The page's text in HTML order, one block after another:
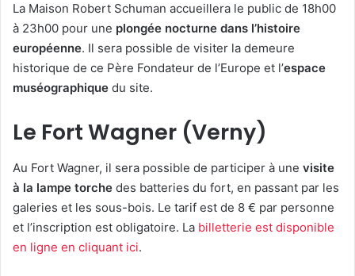
La Maison Robert Schuman accueillera le public de 18h00
à 23h00 pour une plongée nocturne dans l’histoire
européenne. Il sera possible de visiter la demeure
historique de ce Père Fondateur de l’Europe et l’espace
muséographique du site.
Le Fort Wagner (Verny)
Au Fort Wagner, il sera possible de participer à une visite
à la lampe torche des batteries du fort, en passant par les
galeries et les sous-bois. Le tarif est de 8 € par personne
et l’inscription est obligatoire. La billetterie est disponible
en ligne en cliquant ici.